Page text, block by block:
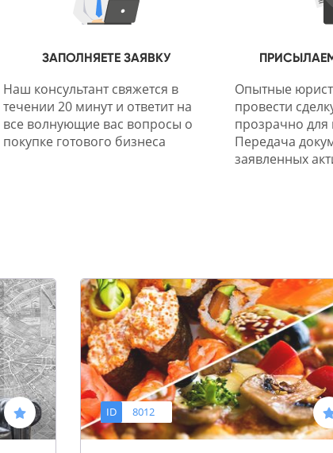
ЗАПОЛНЯЕТЕ ЗАЯВКУ
Наш консультант свяжется в
течении 20 минут и ответит на
все волнующие вас вопросы о
покупке готового бизнеса
Опытные
провести
прозрачно для
Передача
заявленных
ID 8012